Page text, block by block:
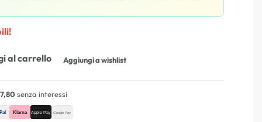
al carrello Aggiungi a wishlist
senza interessi